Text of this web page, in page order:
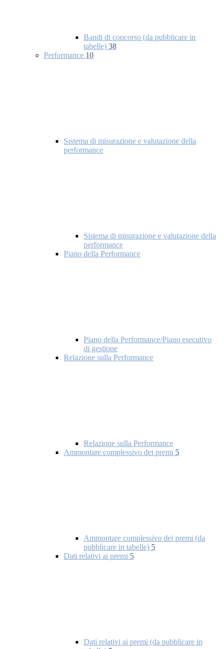
Bandi di concorso (da pubblicare in
tabelle) 38
Performance 10
Sistema di misurazione e valutazione della
performance
Sistema di misurazione e valutazione della
performance
Piano della Performance
Piano della Performance/Piano esecutivo
di gestione
Relazione sulla Performance
Relazione sulla Performance
Ammontare complessivo dei premi 5
Ammontare complessivo dei premi (da
pubblicare in tabelle) 5
Dati relativi ai premi 5
Dati relativi ai premi (da pubblicare in